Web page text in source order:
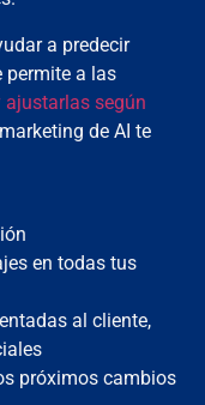
a predecir
permite a las
según
de AI te
en todas tus
al cliente,
próximos cambios